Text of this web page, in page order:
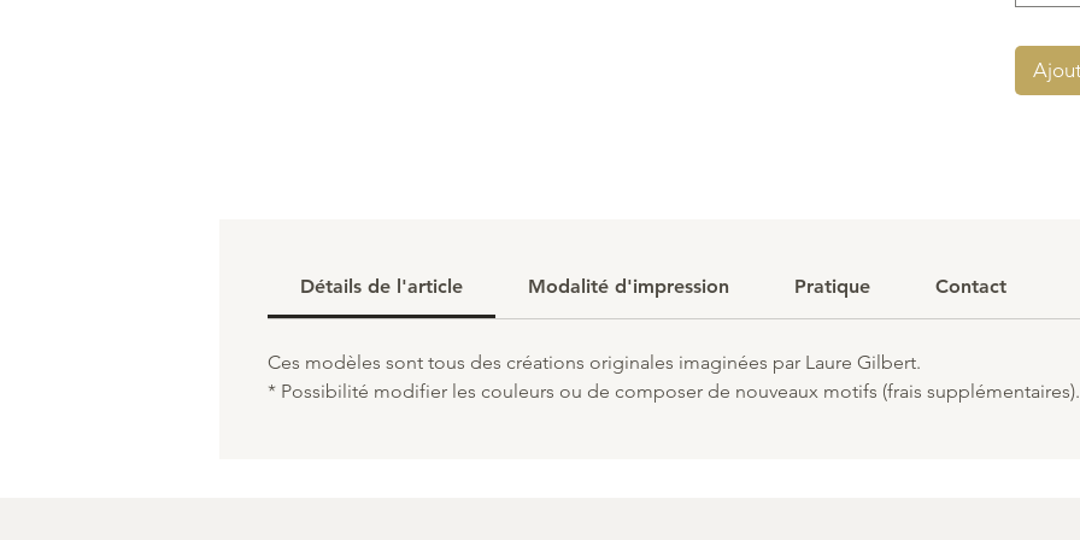
Détails de l'article Modalité d'impression Pratique Contact
Ces modèles sont tous des créations originales imaginées par Laure Gilbert.
* Possibilité modifier les couleurs ou de composer de nouveaux motifs (frais supplémentaires).